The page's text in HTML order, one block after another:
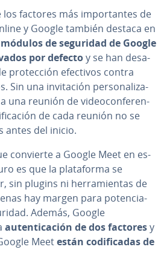
los factores más im­po­r­ta­n­tes de
y Google también destaca en
de seguridad de Google
por defectoy se han de­sa­
pro­te­c­ción efectivos contra
Sin una in­vi­ta­ción pe­r­so­na­li­za­
una reunión de vi­deo­co­n­fe­re­n­
de cada reunión no se
antes del inicio.
convierte a Google Meet en es­
es que la pla­ta­fo­r­ma se
sin plugins ni he­rra­mie­n­tas de
hay margen para po­te­n­cia­
Además, Google
au­te­n­ti­ca­ción de dos factoresy
Meetestán co­di­fi­ca­das de